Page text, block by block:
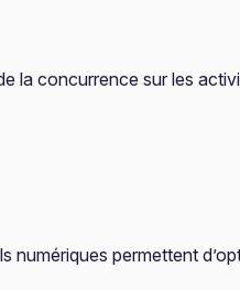
la concurrence sur les
numériques permettent